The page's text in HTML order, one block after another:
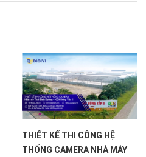
THIẾT KẾ THI CÔNG HỆ
THỐNG CAMERA NHÀ MÁY